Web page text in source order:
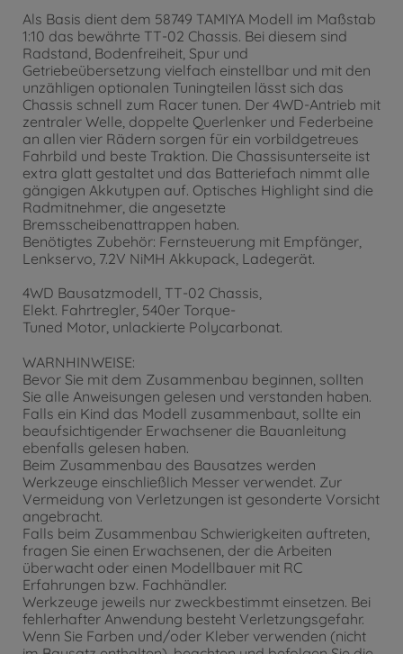
Als Basis dient dem 58749 TAMIYA Modell im Maßstab
1:10 das bewährte TT-02 Chassis. Bei diesem sind
Radstand, Bodenfreiheit, Spur und
Getriebeübersetzung vielfach einstellbar und mit den
unzähligen optionalen Tuningteilen lässt sich das
Chassis schnell zum Racer tunen. Der 4WD-Antrieb mit
zentraler Welle, doppelte Querlenker und Federbeine
an allen vier Rädern sorgen für ein vorbildgetreues
Fahrbild und beste Traktion. Die Chassisunterseite ist
extra glatt gestaltet und das Batteriefach nimmt alle
gängigen Akkutypen auf. Optisches Highlight sind die
Radmitnehmer, die angesetzte
Bremsscheibenattrappen haben.
Benötigtes Zubehör: Fernsteuerung mit Empfänger,
Lenkservo, 7.2V NiMH Akkupack, Ladegerät.
4WD Bausatzmodell, TT-02 Chassis,
Elekt. Fahrtregler, 540er Torque-
Tuned Motor, unlackierte Polycarbonat.
WARNHINWEISE:
Bevor Sie mit dem Zusammenbau beginnen, sollten
Sie alle Anweisungen gelesen und verstanden haben.
Falls ein Kind das Modell zusammenbaut, sollte ein
beaufsichtigender Erwachsener die Bauanleitung
ebenfalls gelesen haben.
Beim Zusammenbau des Bausatzes werden
Werkzeuge einschließlich Messer verwendet. Zur
Vermeidung von Verletzungen ist gesonderte Vorsicht
angebracht.
Falls beim Zusammenbau Schwierigkeiten auftreten,
fragen Sie einen Erwachsenen, der die Arbeiten
überwacht oder einen Modellbauer mit RC
Erfahrungen bzw. Fachhändler.
Werkzeuge jeweils nur zweckbestimmt einsetzen. Bei
fehlerhafter Anwendung besteht Verletzungsgefahr.
Wenn Sie Farben und/oder Kleber verwenden (nicht